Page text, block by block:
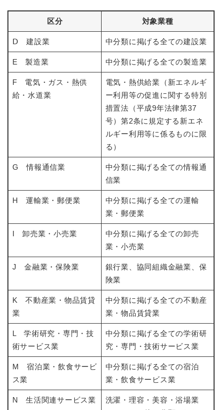
区分 対象業種
Ⅾ 建設業 中分類に掲げる全ての建設業
E 製造業 中分類に掲げる全ての製造業
F 電気・ガス・熱供
給・水道業
電気・熱供給業（新エネルギ
ー利用等の促進に関する特別
措置法（平成9年法律第37
号）第2条に規定する新エネ
ルギー利用等に係るものに限
る）
G 情報通信業
中分類に掲げる全ての情報通
信業
H 運輸業・郵便業
中分類に掲げる全ての運輸
業・郵便業
I 卸売業・小売業
中分類に掲げる全ての卸売
業・小売業
J 金融業・保険業
銀行業、協同組織金融業、保
険業
K 不動産業・物品賃貸
業
中分類に掲げる全ての不動産
業・物品賃貸業
L 学術研究・専門・技
術サービス業
中分類に掲げる全ての学術研
究・専門・技術サービス業
M 宿泊業・飲食サービ
ス業
中分類に掲げる全ての宿泊
業・飲食サービス業
N 生活関連サービス業
洗濯・理容・美容・浴場業